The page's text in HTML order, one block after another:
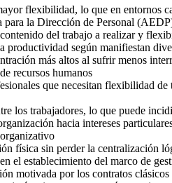
flexibilidad, lo que en entornos
la Dirección de Personal
del trabajo a realizar y
productividad según manifiestan
más altos al sufrir menos
recursos humanos
que necesitan flexibilidad
los trabajadores, lo que puede
hacia intereses
física sin perder la centralización
el establecimiento del marco de
motivada por los contratos